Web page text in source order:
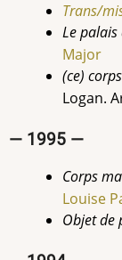
Trans/
Le
Major
(ce)
Logan.
— 1995 —
Corps
Louise
Objet de